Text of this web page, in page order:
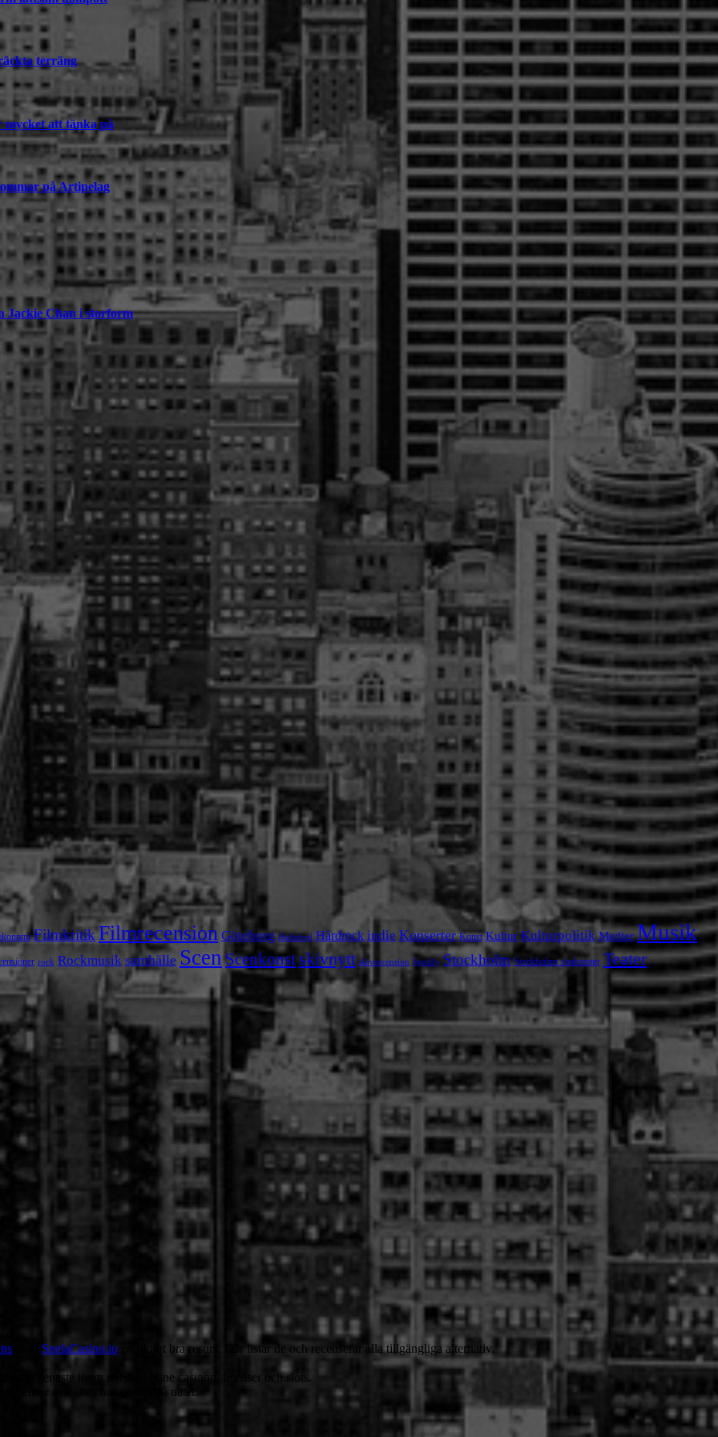
terräng
mycket att tänka på
på Artipelag
Jackie Chan i storform
FilmkritikFilmrecension Göteborg Hultsfred Hårdrock indie Konserter Konst Kultur Kulturpolitik Medier Musik
rock Rockmusik samhälle Scen Scenkonst skivnytt skivrecension Spotify Stockholm Stockholms stadsteater Teater
SpelaCasino.io en riktigt bra resurs. Där listar de och recenserar alla tillgängliga alternativ.
det senaste inom norska online casinon, licenser och slots.
licenser och slots hos casino på nätet.